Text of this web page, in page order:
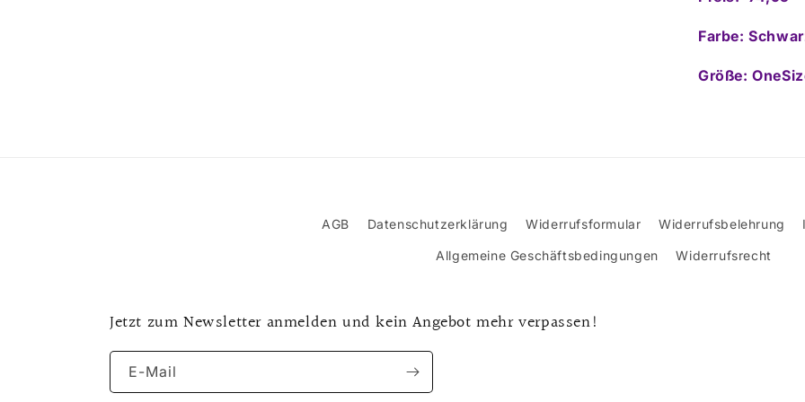
Farbe:
Größe:
AGB Datenschutzerklärung Widerrufsformular Widerrufsbelehrung
Allgemeine Geschäftsbedingungen Widerrufsrecht
Jetzt zum Newsletter anmelden und kein Angebot mehr verpassen!
E-Mail